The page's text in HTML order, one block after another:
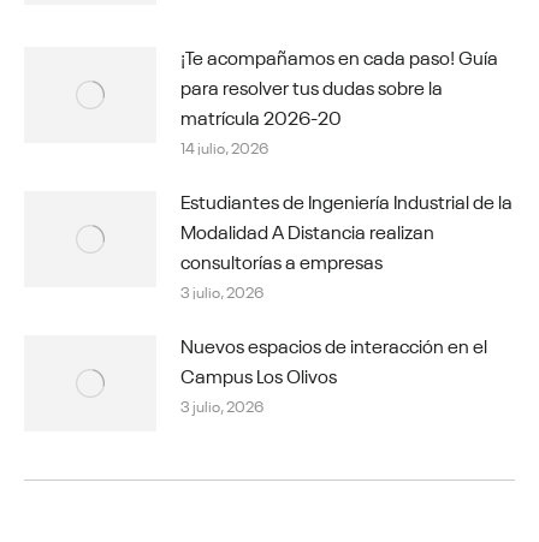
¡Te acompañamos en cada paso! Guía
para resolver tus dudas sobre la
matrícula 2026-20
14 julio, 2026
Estudiantes de Ingeniería Industrial de la
Modalidad A Distancia realizan
consultorías a empresas
3 julio, 2026
Nuevos espacios de interacción en el
Campus Los Olivos
3 julio, 2026